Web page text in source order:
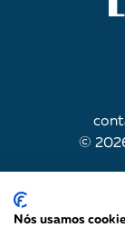
©
Nós usamos